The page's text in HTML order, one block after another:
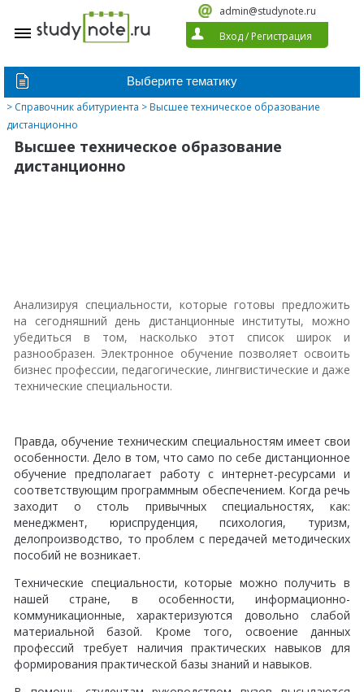
admin@studynote.ru
Вход/ Регистрация
> Справочник абитуриента > Высшее техническое образование
дистанционно
Высшее техническое образование
дистанционно
Анализируя специальности, которые готовы предложить
на сегодняшний день дистанционные институты, можно
убедиться в том, насколько этот список широк и
разнообразен. Электронное обучение позволяет освоить
бизнес профессии, педагогические, лингвистические и даже
технические специальности.
Правда, обучение техническим специальностям имеет свои
особенности. Дело в том, что само по себе дистанционное
обучение предполагает работу с интернет-ресурсами и
соответствующим программным обеспечением. Когда речь
заходит о столь привычных специальностях, как:
менеджмент, юриспруденция, психология, туризм,
делопроизводство, то проблем с передачей методических
пособий не возникает.
Технические специальности, которые можно получить в
нашей стране, в особенности, информационно-
коммуникационные, характеризуются довольно слабой
материальной базой. Кроме того, освоение данных
профессий требует наличия практических навыков для
формирования практической базы знаний и навыков.